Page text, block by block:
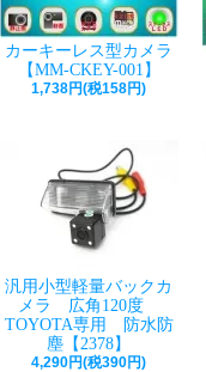
カーキーレス型カメラ
【MM-CKEY-001】
1,738円(税158円)
汎用小型軽量バックカ
メラ 広角120度
TOYOTA専用 防水防
塵【2378】
4,290円(税390円)